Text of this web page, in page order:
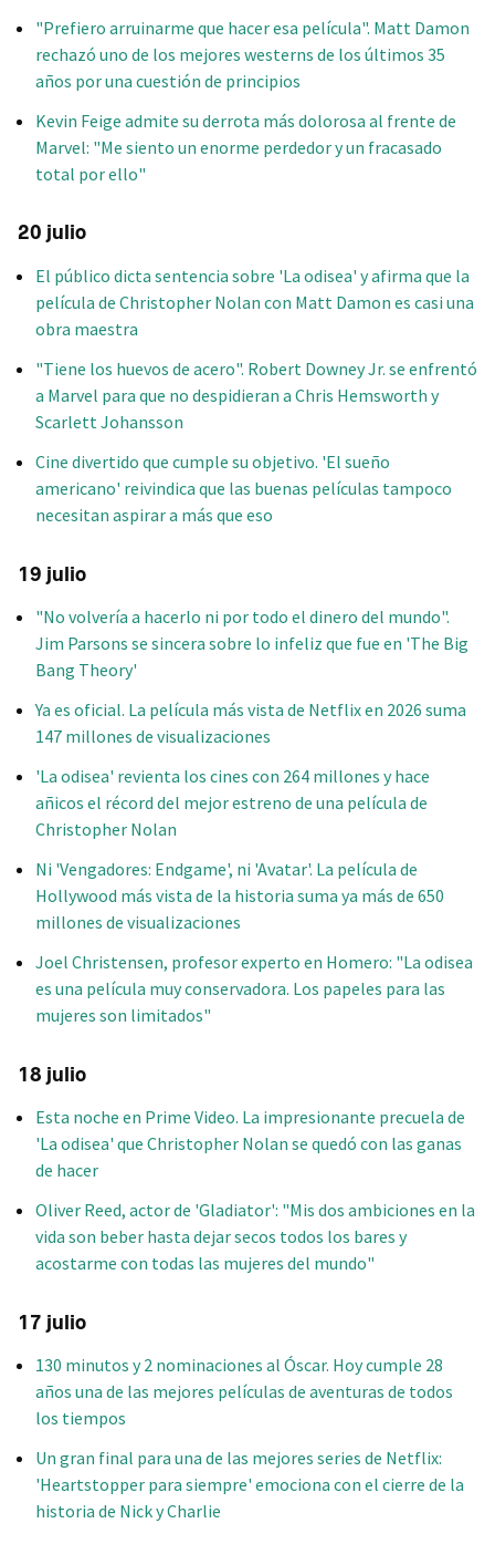
"Prefiero arruinarme que hacer esa película". Matt Damon
rechazó uno de los mejores westerns de los últimos 35
años por una cuestión de principios
Kevin Feige admite su derrota más dolorosa al frente de
Marvel: "Me siento un enorme perdedor y un fracasado
total por ello"
20 julio
El público dicta sentencia sobre 'La odisea' y afirma que la
película de Christopher Nolan con Matt Damon es casi una
obra maestra
"Tiene los huevos de acero". Robert Downey Jr. se enfrentó
a Marvel para que no despidieran a Chris Hemsworth y
Scarlett Johansson
Cine divertido que cumple su objetivo. 'El sueño
americano' reivindica que las buenas películas tampoco
necesitan aspirar a más que eso
19 julio
"No volvería a hacerlo ni por todo el dinero del mundo".
Jim Parsons se sincera sobre lo infeliz que fue en 'The Big
Bang Theory'
Ya es oficial. La película más vista de Netflix en 2026 suma
147 millones de visualizaciones
'La odisea' revienta los cines con 264 millones y hace
añicos el récord del mejor estreno de una película de
Christopher Nolan
Ni 'Vengadores: Endgame', ni 'Avatar'. La película de
Hollywood más vista de la historia suma ya más de 650
millones de visualizaciones
Joel Christensen, profesor experto en Homero: "La odisea
es una película muy conservadora. Los papeles para las
mujeres son limitados"
18 julio
Esta noche en Prime Video. La impresionante precuela de
'La odisea' que Christopher Nolan se quedó con las ganas
de hacer
Oliver Reed, actor de 'Gladiator': "Mis dos ambiciones en la
vida son beber hasta dejar secos todos los bares y
acostarme con todas las mujeres del mundo"
17 julio
130 minutos y 2 nominaciones al Óscar. Hoy cumple 28
años una de las mejores películas de aventuras de todos
los tiempos
Un gran final para una de las mejores series de Netflix:
'Heartstopper para siempre' emociona con el cierre de la
historia de Nick y Charlie